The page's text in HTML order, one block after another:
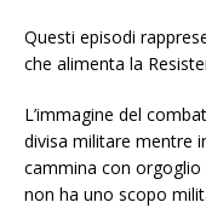
Questi episodi
che alimenta la
L’immagine del
divisa militare mentre
cammina con orgoglio
non ha uno scopo